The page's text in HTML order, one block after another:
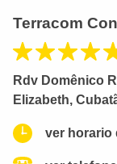
Terracom
Rdv Domênico
Elizabeth,
ver horario